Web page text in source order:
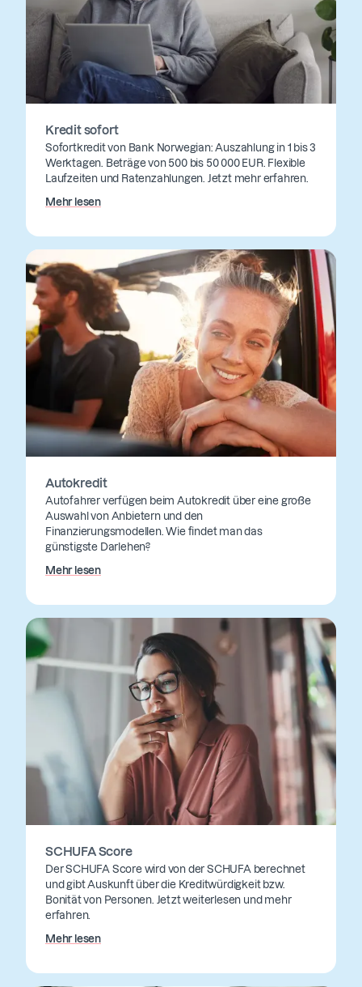
Kredit sofort
Sofortkredit von Bank Norwegian: Auszahlung in 1 bis 3
Werktagen. Beträge von 500 bis 50 000 EUR. Flexible
Laufzeiten und Ratenzahlungen. Jetzt mehr erfahren.
Mehr lesen
Autokredit
Autofahrer verfügen beim Autokredit über eine große
Auswahl von Anbietern und den
Finanzierungsmodellen. Wie findet man das
günstigste Darlehen?
Mehr lesen
SCHUFA Score
Der SCHUFA Score wird von der SCHUFA berechnet
und gibt Auskunft über die Kreditwürdigkeit bzw.
Bonität von Personen. Jetzt weiterlesen und mehr
erfahren.
Mehr lesen